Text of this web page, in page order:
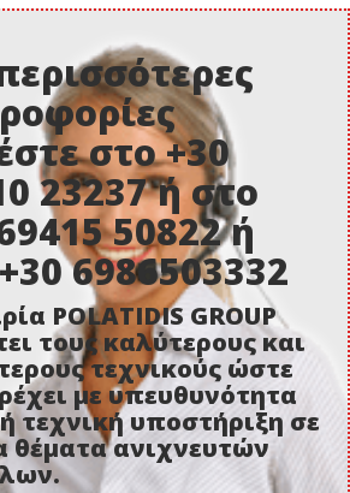
στο +30
23237 ή στο
50822 ή
6986503332
POLATIDIS GROUP
τους καλύτερους και
τεχνικούς ώστε
με υπευθυνότητα
τεχνική υποστήριξη σε
θέματα ανιχνευτών